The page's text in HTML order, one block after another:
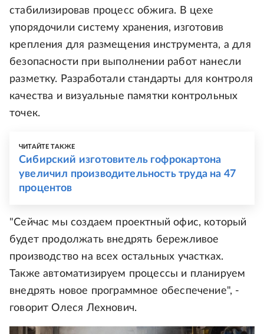
стабилизировав процесс обжига. В цехе
упорядочили систему хранения, изготовив
крепления для размещения инструмента, а для
безопасности при выполнении работ нанесли
разметку. Разработали стандарты для контроля
качества и визуальные памятки контрольных
точек.
ЧИТАЙТЕ ТАКЖЕ
Сибирский изготовитель гофрокартона
увеличил производительность труда на 47
процентов
"Сейчас мы создаем проектный офис, который
будет продолжать внедрять бережливое
производство на всех остальных участках.
Также автоматизируем процессы и планируем
внедрять новое программное обеспечение", -
говорит Олеся Лехнович.